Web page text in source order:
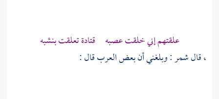
علقتهم إني خلقت عصبه قتادة تعلقت بنشبه
، قالشمر: وبلغني أن بعض العرب قال :